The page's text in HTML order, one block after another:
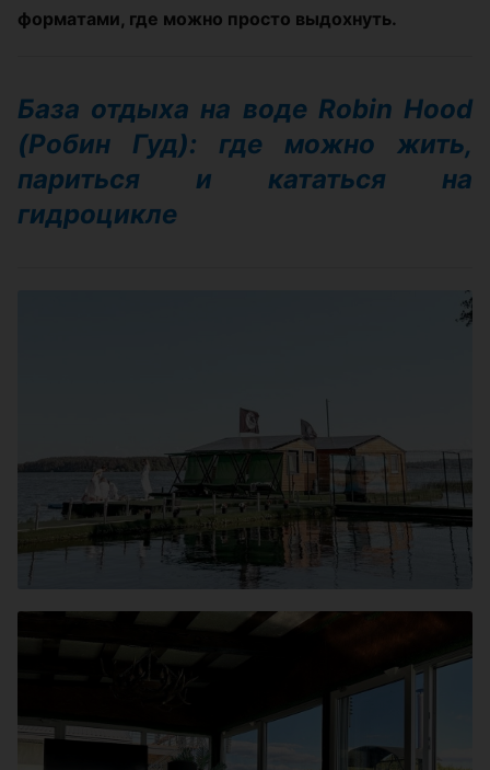
форматами, где можно просто выдохнуть.
База отдыха на воде Robin Hood
(Робин Гуд): где можно жить,
париться и кататься на
гидроцикле